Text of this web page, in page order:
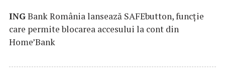
INGBank România lansează SAFEbutton, funcţie
care permite blocarea accesului la cont din
Home’Bank